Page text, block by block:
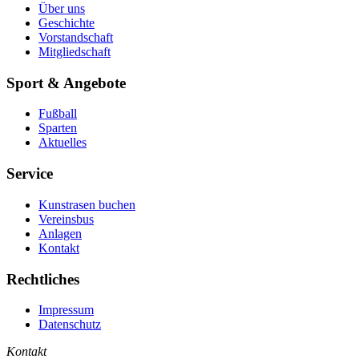
Über uns
Geschichte
Vorstandschaft
Mitgliedschaft
Sport & Angebote
Fußball
Sparten
Aktuelles
Service
Kunstrasen buchen
Vereinsbus
Anlagen
Kontakt
Rechtliches
Impressum
Datenschutz
Kontakt